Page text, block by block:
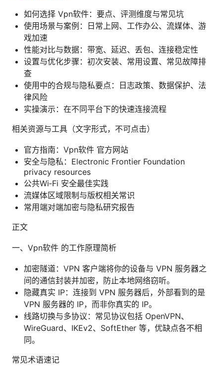
如何选择 Vpn软件：要点、评测维度与常见坑
使用场景与案例：日常上网、工作办公、流媒体、游
戏加速
性能对比与数据：带宽、延迟、丢包、连接稳定性
设置与优化步骤：初次安装、常用设置、常见故障排
查
使用中的合规与隐私要点：日志政策、数据保护、法
律风险
实操演示：在不同平台下的快速连接流程
相关资源与工具（文字形式，不可点击）
官方指南：Vpn软件 官方网站
安全与隐私：Electronic Frontier Foundation
privacy resources
公共Wi‑Fi 安全最佳实践
流媒体区域限制与版权相关常识
常用端对端加密与隐私研究报告
正文
一、Vpn软件 的工作原理简析
加密隧道：VPN 客户端将你的设备与 VPN 服务器之
间的通信封装并加密，防止本地网络窃听。
隐藏真实 IP：连接到 VPN 服务器后，外部看到的是
VPN 服务器的 IP，而非你真实的 IP。
线路切换与多协议：常见协议包括 OpenVPN、
WireGuard、IKEv2、SoftEther 等，优缺点各不相
同。
常见术语速记